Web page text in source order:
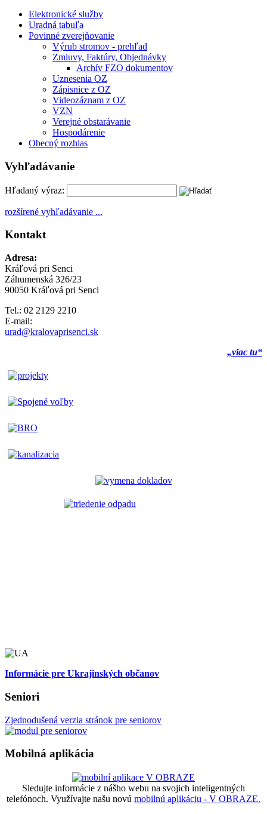
Elektronické služby
Uradná tabuľa
Povinné zverejňovanie
Výrub stromov - prehľad
Zmluvy, Faktúry, Objednávky
Archív FZO dokumentov
Uznesenia OZ
Zápisnice z OZ
Videozáznam z OZ
VZN
Verejné obstarávanie
Hospodárenie
Obecný rozhlas
Vyhľadávanie
Hľadaný výraz:
rozšírené vyhľadávanie ...
Kontakt
Adresa:
Kráľová pri Senci
Záhumenská 326/23
90050 Kráľová pri Senci
Tel.: 02 2129 2210
E-mail:
urad@kralovaprisenci.sk
„viac tu“
Informácie pre Ukrajinských občanov
Seniori
Zjednodušená verzia stránok pre seniorov
Mobilná aplikácia
Sledujte informácie z nášho webu na svojich inteligentných
telefónoch. Využívajte našu novú mobilnú aplikáciu - V OBRAZE.